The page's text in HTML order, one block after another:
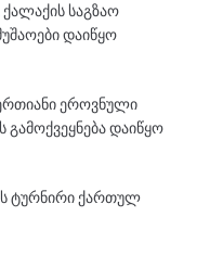
ქალაქის საგზაო
დაიწყო
ეროვნული
დაიწყო
ტურნირი ქართულ